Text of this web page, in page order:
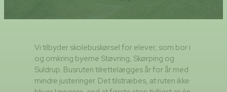
Vi tilbyder skolebuskørsel for elever, som bor i
og omkring byerne Støvring, Skørping og
Suldrup. Busruten tilrettelægges år for år med
mindre justeringer. Det tilstræbes, at ruten ikke